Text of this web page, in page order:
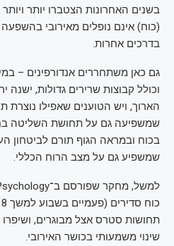
בשנים האחרונות הצטברו יותר
(כוח) אינם נופלים מאירובי
בדרכים אחרות.
גם כאן משתחררים אנדורפינים –
וכולל קבוצות שרירים גדולות, ישנה
הארוך, ויש הטוענים שאפילו
שמשפיעה גם על תחושת השליטה
בכוח ובמראה הגוף תורם לביטחון
שמשפיע גם על מצב הרוח הכללי.
תחושות סטרס אצל מבוגרים,
שינוי משמעותי בכושר האירובי.